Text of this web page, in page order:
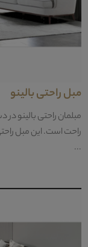
مبل راحتی بالینو
مبلمان راحتی بالینو
راحت است. این مبل
...